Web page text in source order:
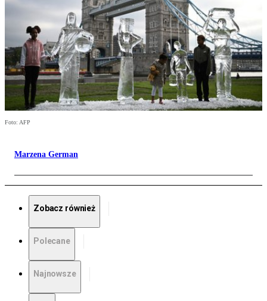
Foto: AFP
Marzena German
Zobacz również
Polecane
Najnowsze